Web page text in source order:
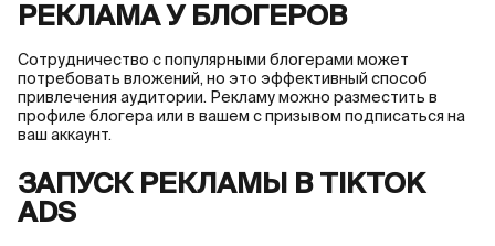
РЕКЛАМА У БЛОГЕРОВ
Сотрудничество с популярными блогерами может
потребовать вложений, но это эффективный способ
привлечения аудитории. Рекламу можно разместить в
профиле блогера или в вашем с призывом подписаться на
ваш аккаунт.
ЗАПУСК РЕКЛАМЫ В TIKTOK
ADS